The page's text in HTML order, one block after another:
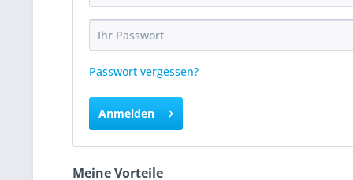
Passwort vergessen?
Anmelden
Meine Vorteile